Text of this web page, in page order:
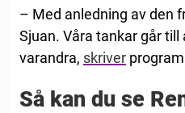
– Med anledning av den
Sjuan. Våra tankar går
varandra, skriver
Så kan du se